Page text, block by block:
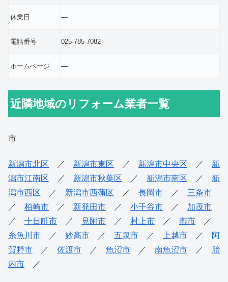
休業日 ―
電話番号 025-785-7082
ホームページ ―
近隣地域のリフォーム業者一覧
市
新潟市北区 ／ 新潟市東区 ／ 新潟市中央区 ／ 新
潟市江南区 ／ 新潟市秋葉区 ／ 新潟市南区 ／ 新
潟市西区 ／ 新潟市西蒲区 ／ 長岡市 ／ 三条市
／ 柏崎市 ／ 新発田市 ／ 小千谷市 ／ 加茂市
／ 十日町市 ／ 見附市 ／ 村上市 ／ 燕市 ／
糸魚川市 ／ 妙高市 ／ 五泉市 ／ 上越市 ／
阿
賀野市 ／ 佐渡市 ／ 魚沼市 ／ 南魚沼市 ／
胎
内市 ／